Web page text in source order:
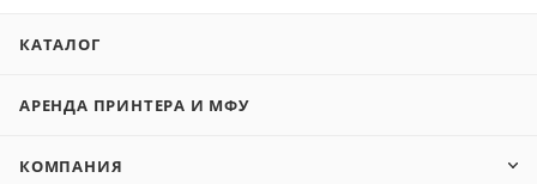
КАТАЛОГ
АРЕНДА ПРИНТЕРА И МФУ
КОМПАНИЯ